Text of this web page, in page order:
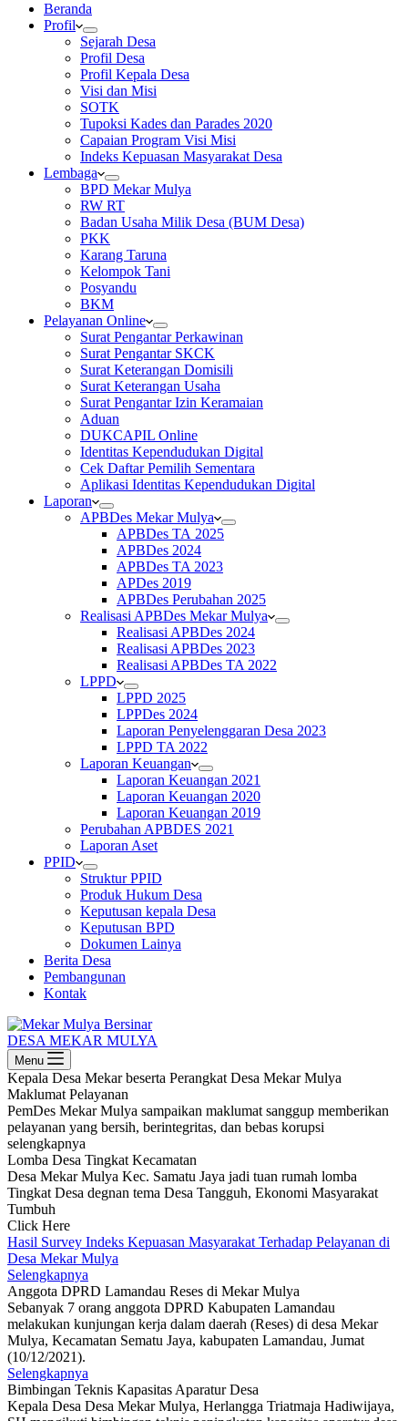
Beranda
Profil
Sejarah Desa
Profil Desa
Profil Kepala Desa
Visi dan Misi
SOTK
Tupoksi Kades dan Parades 2020
Capaian Program Visi Misi
Indeks Kepuasan Masyarakat Desa
Lembaga
BPD Mekar Mulya
RW RT
Badan Usaha Milik Desa (BUM Desa)
PKK
Karang Taruna
Kelompok Tani
Posyandu
BKM
Pelayanan Online
Surat Pengantar Perkawinan
Surat Pengantar SKCK
Surat Keterangan Domisili
Surat Keterangan Usaha
Surat Pengantar Izin Keramaian
Aduan
DUKCAPIL Online
Identitas Kependudukan Digital
Cek Daftar Pemilih Sementara
Aplikasi Identitas Kependudukan Digital
Laporan
APBDes Mekar Mulya
APBDes TA 2025
APBDes 2024
APBDes TA 2023
APDes 2019
APBDes Perubahan 2025
Realisasi APBDes Mekar Mulya
Realisasi APBDes 2024
Realisasi APBDes 2023
Realisasi APBDes TA 2022
LPPD
LPPD 2025
LPPDes 2024
Laporan Penyelenggaran Desa 2023
LPPD TA 2022
Laporan Keuangan
Laporan Keuangan 2021
Laporan Keuangan 2020
Laporan Keuangan 2019
Perubahan APBDES 2021
Laporan Aset
PPID
Struktur PPID
Produk Hukum Desa
Keputusan kepala Desa
Keputusan BPD
Dokumen Lainya
Berita Desa
Pembangunan
Kontak
DESA MEKAR MULYA
Menu
Kepala Desa Mekar beserta Perangkat Desa Mekar Mulya
Maklumat Pelayanan
PemDes Mekar Mulya sampaikan maklumat sanggup memberikan
pelayanan yang bersih, berintegritas, dan bebas korupsi
selengkapnya
Lomba Desa Tingkat Kecamatan
Desa Mekar Mulya Kec. Samatu Jaya jadi tuan rumah lomba
Tingkat Desa degnan tema Desa Tangguh, Ekonomi Masyarakat
Tumbuh
Click Here
Hasil Survey Indeks Kepuasan Masyarakat Terhadap Pelayanan di
Desa Mekar Mulya
Selengkapnya
Anggota DPRD Lamandau Reses di Mekar Mulya
Sebanyak 7 orang anggota DPRD Kabupaten Lamandau
melakukan kunjungan kerja dalam daerah (Reses) di desa Mekar
Mulya, Kecamatan Sematu Jaya, kabupaten Lamandau, Jumat
(10/12/2021).
Selengkapnya
Bimbingan Teknis Kapasitas Aparatur Desa
Kepala Desa Desa Mekar Mulya, Herlangga Triatmaja Hadiwijaya,